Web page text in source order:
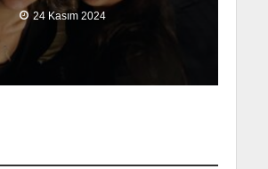
24 Kasım 2024